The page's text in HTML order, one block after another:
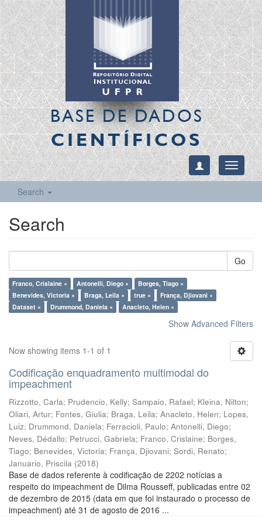
BASE DE DADOS
CIENTÍFICOS
Toggle
Search
Search
Go
Franco, Crislaine × Antonelli, Diego ×
Borges, Tiago ×
Benevides, Victoria ×
Braga, Leila × true ×
França, Djiovani ×
Dataset ×
Drummond, Daniela × Anacleto, Helen ×
Show Advanced Filters
Now showing items 1-1 of 1
Codificação enquadramento multimodal do
impeachment
Rizzotto, Carla; Prudencio, Kelly; Sampaio, Rafael; Kleina, Nilton;
Oliari, Artur; Fontes, Giulia; Braga, Leila; Anacleto, Helen; Lopes,
Luiz; Drummond, Daniela; Ferracioli, Paulo; Antonelli, Diego;
Neves, Dédallo; Petrucci, Gabriela; Franco, Crislaine; Borges,
Tiago; Benevides, Victoria; França, Djiovani; Sordi, Renato;
Januario, Priscila (2018)
Base de dados referente à codificação de 2202 notícias a
respeito do impeachment de Dilma Rousseff, publicadas entre 02
de dezembro de 2015 (data em que foi instaurado o processo de
impeachment) até 31 de agosto de 2016 ...